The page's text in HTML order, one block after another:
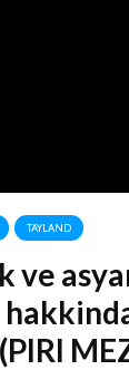
TAYLAND
ve